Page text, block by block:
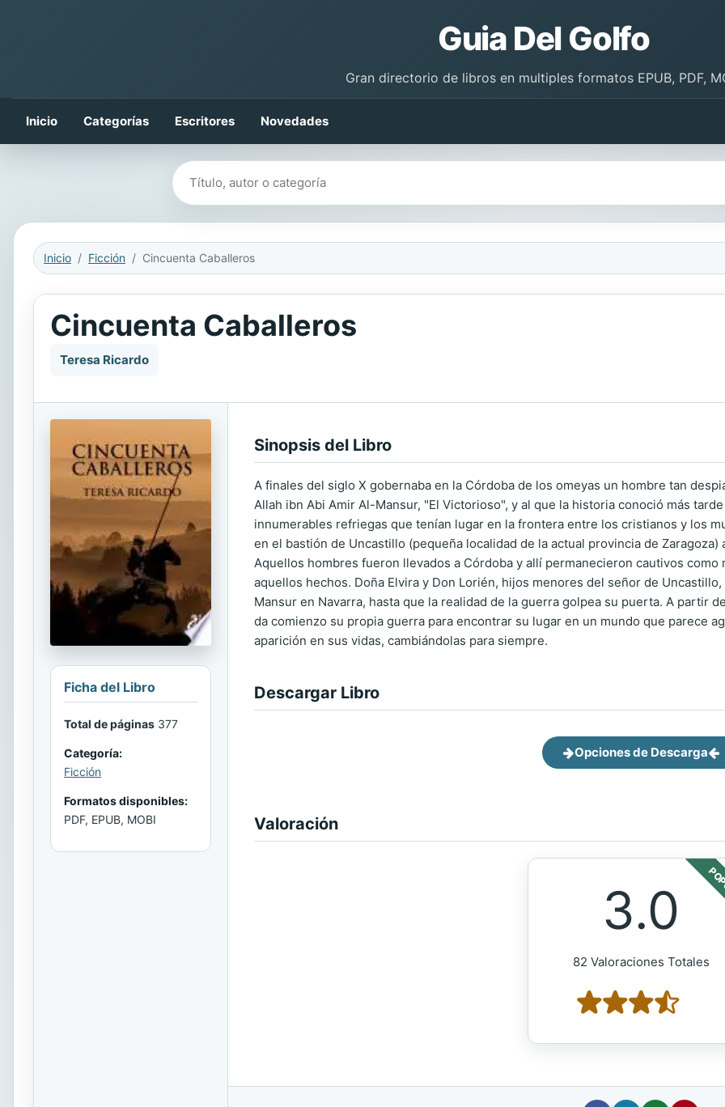
Guia Del Golfo
Gran directorio de libros en multiples formatos EPUB, PDF,
Inicio Categorías Escritores Novedades
Buscar libros
Inicio Ficción Cincuenta Caballeros
Cincuenta Caballeros
Teresa Ricardo
Ficha del Libro
Total de páginas 377
Categoría:
Ficción
Formatos disponibles:
PDF, EPUB, MOBI
Sinopsis del Libro
A finales del siglo X gobernaba en la Córdoba de los omeyas un hombre tan
Allah ibn Abi Amir Al-Mansur, "El Victorioso", y al que la historia conoció más
innumerables refriegas que tenían lugar en la frontera entre los cristianos y los
en el bastión de Uncastillo (pequeña localidad de la actual provincia de
Aquellos hombres fueron llevados a Córdoba y allí permanecieron cautivos
aquellos hechos. Doña Elvira y Don Lorién, hijos menores del señor de
Mansur en Navarra, hasta que la realidad de la guerra golpea su puerta. A partir
da comienzo su propia guerra para encontrar su lugar en un mundo que parece
aparición en sus vidas, cambiándolas para siempre.
Descargar Libro
Opciones de Descarga
Valoración
3.0
82 Valoraciones Totales